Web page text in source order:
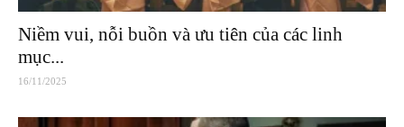
Niềm vui, nỗi buồn và ưu tiên của các linh
mục...
16/11/2025